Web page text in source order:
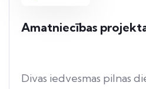
Amatniecības
Divas iedvesmas pilnas